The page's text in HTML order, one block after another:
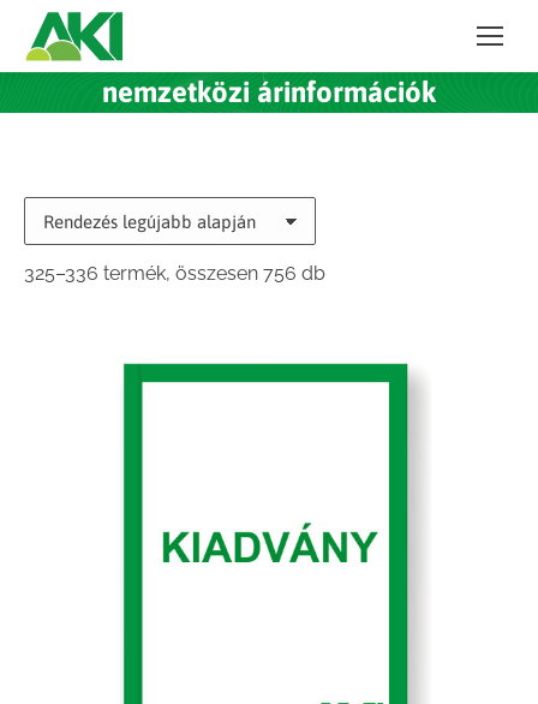
nemzetközi árinformációk
325–336 termék, összesen 756 dbSorted